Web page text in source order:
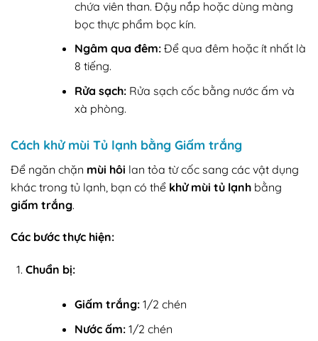
chứa viên than. Đậy nắp hoặc dùng màng
bọc thực phẩm bọc kín.
Ngâm qua đêm:Để qua đêm hoặc ít nhất là
8 tiếng.
Rửa sạch:Rửa sạch cốc bằng nước ấm và
xà phòng.
Cách khử mùi Tủ lạnh bằng Giấm trắng
Để ngăn chặn mùi hôi lan tỏa từ cốc sang các vật dụng
khác trong tủ lạnh, bạn có thể khử mùi tủ lạnh bằng
giấm trắng.
Các bước thực hiện:
Chuẩn bị:
Giấm trắng:1/2 chén
Nước ấm:1/2 chén